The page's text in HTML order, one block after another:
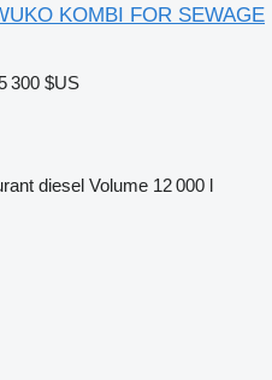
KOMBI FOR SEWAGE
300 $US
diesel Volume 12 000 l